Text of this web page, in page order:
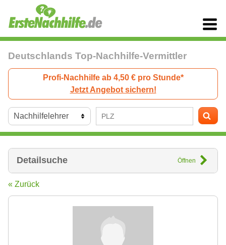
Deutschlands Top-Nachhilfe-Vermittler
Profi-Nachhilfe ab 4,50 € pro Stunde*
Jetzt Angebot sichern!
Detailsuche Öffnen
« Zurück